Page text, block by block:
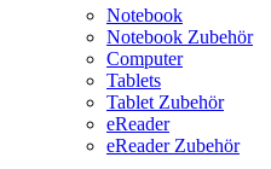
Notebook
Notebook Zubehör
Computer
Tablets
Tablet Zubehör
eReader
eReader Zubehör